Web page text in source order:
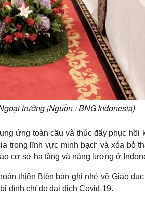
trưởng (Nguồn : BNG Indonesia)
ứng toàn cầu và thúc đẩy phục hồi
trong lĩnh vực minh bạch và xóa bỏ
cơ sở hạ tầng và năng lượng ở
thiện Biên bản ghi nhớ về Giáo
đình chỉ do đại dịch Covid-19.